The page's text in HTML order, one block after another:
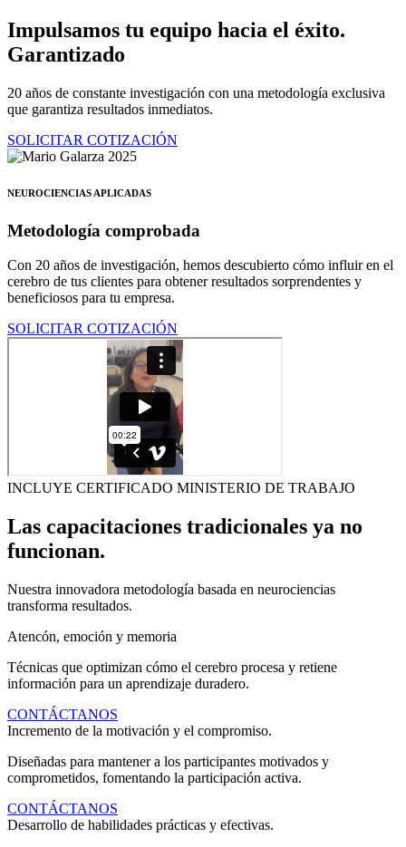
Ir
al
contenido
Impulsamos tu equipo hacia el éxito.
Garantizado
20 años de constante investigación con una metodología exclusiva
que garantiza resultados inmediatos.
SOLICITAR COTIZACIÓN
NEUROCIENCIAS APLICADAS
Metodología comprobada
Con 20 años de investigación, hemos descubierto cómo influir en el
cerebro de tus clientes para obtener resultados sorprendentes y
beneficiosos para tu empresa.
SOLICITAR COTIZACIÓN
INCLUYE CERTIFICADO MINISTERIO DE TRABAJO
Las capacitaciones tradicionales ya no
funcionan.
Nuestra innovadora metodología basada en neurociencias
transforma resultados.
Atencón, emoción y memoria
Técnicas que optimizan cómo el cerebro procesa y retiene
información para un aprendizaje duradero.
CONTÁCTANOS
Incremento de la motivación y el compromiso.
Diseñadas para mantener a los participantes motivados y
comprometidos, fomentando la participación activa.
CONTÁCTANOS
Desarrollo de habilidades prácticas y efectivas.